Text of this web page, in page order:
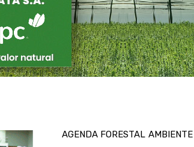
AGENDA FORESTAL AMBIENTE